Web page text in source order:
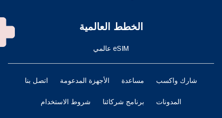
الخطط العالمية
eSIM عالمي
شارك واكسب مساعدة الأجهزة المدعومة اتصل بنا
المدونات برنامج شركائنا شروط الاستخدام